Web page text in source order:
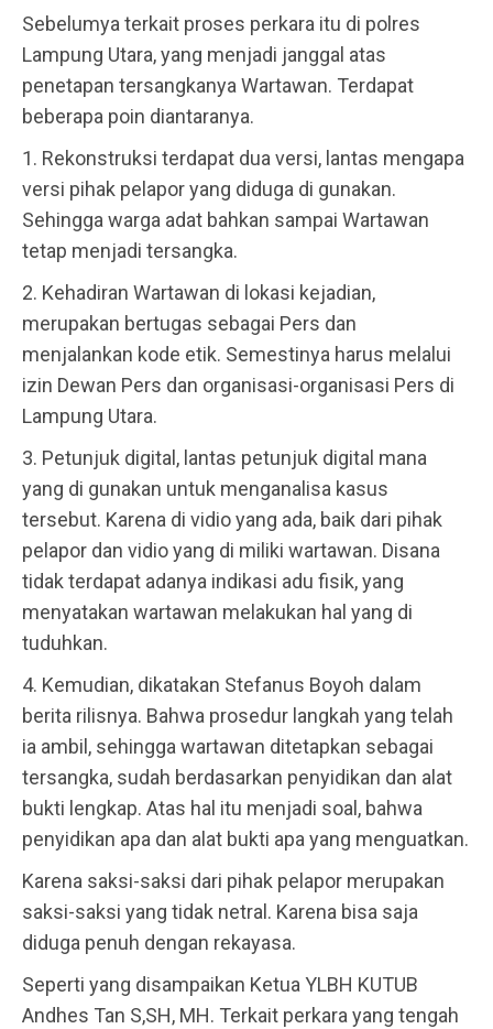
Sebelumya terkait proses perkara itu di polres
Lampung Utara, yang menjadi janggal atas
penetapan tersangkanya Wartawan. Terdapat
beberapa poin diantaranya.
1. Rekonstruksi terdapat dua versi, lantas mengapa
versi pihak pelapor yang diduga di gunakan.
Sehingga warga adat bahkan sampai Wartawan
tetap menjadi tersangka.
2. Kehadiran Wartawan di lokasi kejadian,
merupakan bertugas sebagai Pers dan
menjalankan kode etik. Semestinya harus melalui
izin Dewan Pers dan organisasi-organisasi Pers di
Lampung Utara.
3. Petunjuk digital, lantas petunjuk digital mana
yang di gunakan untuk menganalisa kasus
tersebut. Karena di vidio yang ada, baik dari pihak
pelapor dan vidio yang di miliki wartawan. Disana
tidak terdapat adanya indikasi adu fisik, yang
menyatakan wartawan melakukan hal yang di
tuduhkan.
4. Kemudian, dikatakan Stefanus Boyoh dalam
berita rilisnya. Bahwa prosedur langkah yang telah
ia ambil, sehingga wartawan ditetapkan sebagai
tersangka, sudah berdasarkan penyidikan dan alat
bukti lengkap. Atas hal itu menjadi soal, bahwa
penyidikan apa dan alat bukti apa yang menguatkan.
Karena saksi-saksi dari pihak pelapor merupakan
saksi-saksi yang tidak netral. Karena bisa saja
diduga penuh dengan rekayasa.
Seperti yang disampaikan Ketua YLBH KUTUB
Andhes Tan S,SH, MH. Terkait perkara yang tengah